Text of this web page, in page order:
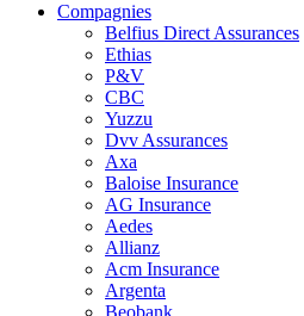
Compagnies
Belfius Direct Assurances
Ethias
P&V
CBC
Yuzzu
Dvv Assurances
Axa
Baloise Insurance
AG Insurance
Aedes
Allianz
Acm Insurance
Argenta
Beobank